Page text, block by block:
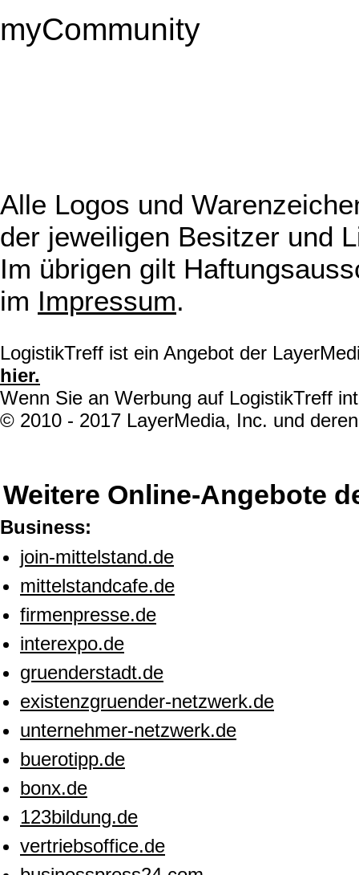
myCommunity
Alle Logos und
der jeweiligen Besitzer und
Im übrigen gilt
im Impressum.
LogistikTreff ist ein Angebot der
hier.
Wenn Sie an Werbung auf LogistikTreff
© 2010 - 2017 LayerMedia, Inc. und
Weitere Online-Angebote
Business:
join-mittelstand.de
mittelstandcafe.de
firmenpresse.de
interexpo.de
gruenderstadt.de
existenzgruender-netzwerk.de
unternehmer-netzwerk.de
buerotipp.de
bonx.de
123bildung.de
vertriebsoffice.de